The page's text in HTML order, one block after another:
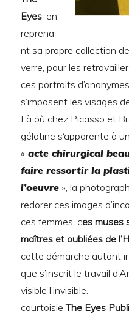
Eyes, en
reprena
nt sa propre collection
verre, pour les
ces portraits
s’imposent les visages
Là où chez Picasso et
gélatine s‘apparente à un
« acte chirurgical
faire ressortir la
l’oeuvre », la
redorer ces images
ces femmes, ces muses
maîtres et oubliées de
cette démarche autant
que s’inscrit le travail
visible l’invisible.
courtoisie The Eyes